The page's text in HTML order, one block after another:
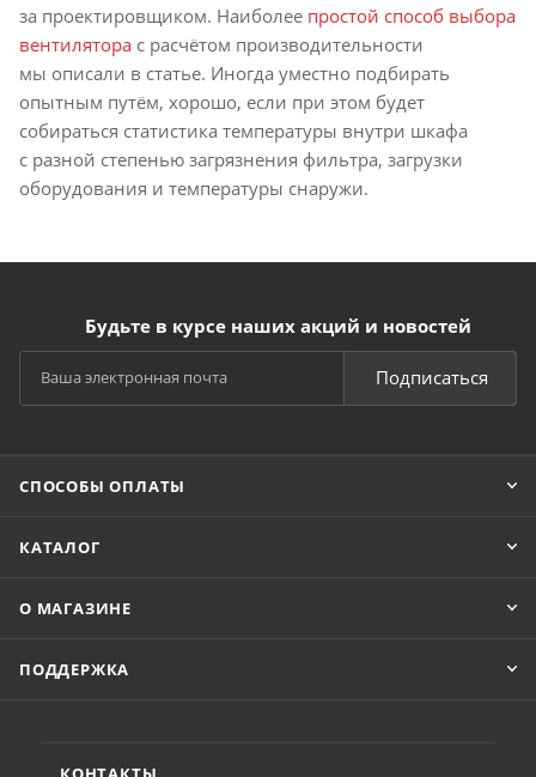
за проектировщиком. Наиболее простой способ выбора
вентилятора с расчётом производительности
мы описали в статье. Иногда уместно подбирать
опытным путём, хорошо, если при этом будет
собираться статистика температуры внутри шкафа
с разной степенью загрязнения фильтра, загрузки
оборудования и температуры снаружи.
Будьте в курсе наших акций и новостей
Подписаться
СПОСОБЫ ОПЛАТЫ
КАТАЛОГ
О МАГАЗИНЕ
ПОДДЕРЖКА